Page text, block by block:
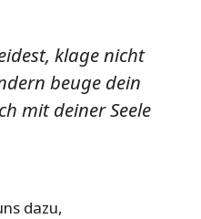
klage nicht
beuge dein
mit deiner Seele
dazu,